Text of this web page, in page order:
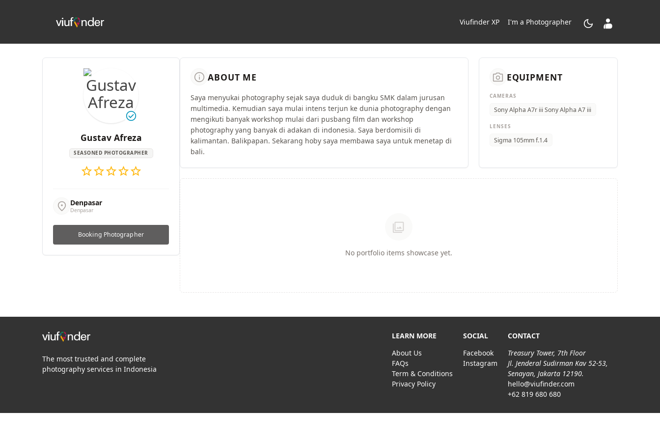
Viufinder XP I'm a Photographer dark_mode contacts_product
check_circle
Gustav Afreza
SEASONED PHOTOGRAPHER
starstarstarstarstar
location_on Denpasar
Denpasar
Booking Photographer
info ABOUT ME
Saya menyukai photography sejak saya duduk di bangku SMK dalam jurusan
multimedia. Kemudian saya mulai intens terjun ke dunia photography dengan
mengikuti banyak workshop mulai dari pusbang film dan workshop
photography yang banyak di adakan di indonesia. Saya berdomisili di
kalimantan. Balikpapan. Sekarang hoby saya membawa saya untuk menetap di
bali.
camera_alt EQUIPMENT
CAMERAS
Sony Alpha A7r iii Sony Alpha A7 iii
LENSES
Sigma 105mm f.1.4
photo_library
No portfolio items showcase yet.
The most trusted and complete
photography services in Indonesia
LEARN MORE
About Us
FAQs
Term & Conditions
Privacy Policy
SOCIAL
Facebook
Instagram
CONTACT
Treasury Tower, 7th Floor
Jl. Jenderal Sudirman Kav 52-53,
Senayan, Jakarta 12190.
hello@viufinder.com
+62 819 680 680